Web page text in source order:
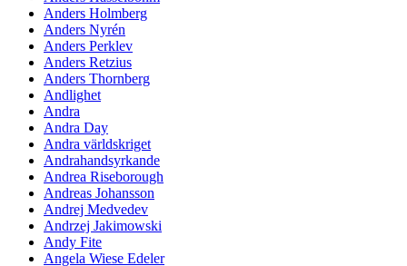
Anders Holmberg
Anders Nyrén
Anders Perklev
Anders Retzius
Anders Thornberg
Andlighet
Andra
Andra Day
Andra världskriget
Andrahandsyrkande
Andrea Riseborough
Andreas Johansson
Andrej Medvedev
Andrzej Jakimowski
Andy Fite
Angela Wiese Edeler